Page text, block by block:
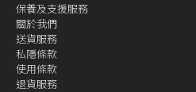
保養及支援服務
關於我們
送貨服務
私隱條款
使用條款
退貨服務